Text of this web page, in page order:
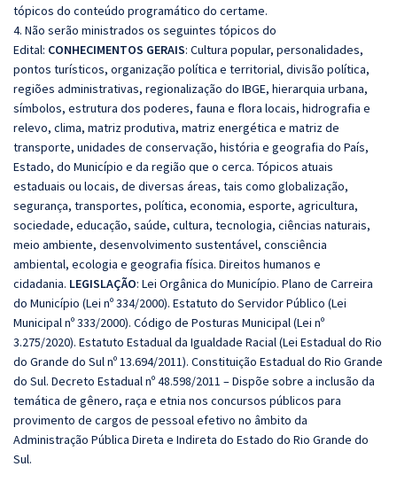
tópicos do conteúdo programático do certame.
4. Não serão ministrados os seguintes tópicos do
Edital: CONHECIMENTOS GERAIS: Cultura popular, personalidades,
pontos turísticos, organização política e territorial, divisão política,
regiões administrativas, regionalização do IBGE, hierarquia urbana,
símbolos, estrutura dos poderes, fauna e flora locais, hidrografia e
relevo, clima, matriz produtiva, matriz energética e matriz de
transporte, unidades de conservação, história e geografia do País,
Estado, do Município e da região que o cerca. Tópicos atuais
estaduais ou locais, de diversas áreas, tais como globalização,
segurança, transportes, política, economia, esporte, agricultura,
sociedade, educação, saúde, cultura, tecnologia, ciências naturais,
meio ambiente, desenvolvimento sustentável, consciência
ambiental, ecologia e geografia física. Direitos humanos e
cidadania. LEGISLAÇÃO: Lei Orgânica do Município. Plano de Carreira
do Município (Lei nº 334/2000). Estatuto do Servidor Público (Lei
Municipal nº 333/2000). Código de Posturas Municipal (Lei nº
3.275/2020). Estatuto Estadual da Igualdade Racial (Lei Estadual do Rio
do Grande do Sul nº 13.694/2011). Constituição Estadual do Rio Grande
do Sul. Decreto Estadual nº 48.598/2011 – Dispõe sobre a inclusão da
temática de gênero, raça e etnia nos concursos públicos para
provimento de cargos de pessoal efetivo no âmbito da
Administração Pública Direta e Indireta do Estado do Rio Grande do
Sul.